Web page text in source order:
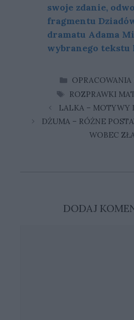
swo­je zda­nie,
frag­men­tu
dramatu Adama
wy­bra­ne­go
KATEGORIE
OPRACOWANIA
TAGI
ROZPRAWKI
LALKA – MOTYWY
DŻUMA – RÓŻNE
WOBEC
DODAJ